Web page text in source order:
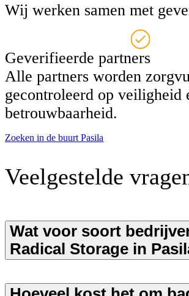
Wij werken samen met
Geverifieerde partners
Alle partners worden
gecontroleerd op veiligheid
betrouwbaarheid.
Zoeken in de buurt Pasila
Veelgestelde
Wat voor soort
Radical Storage in